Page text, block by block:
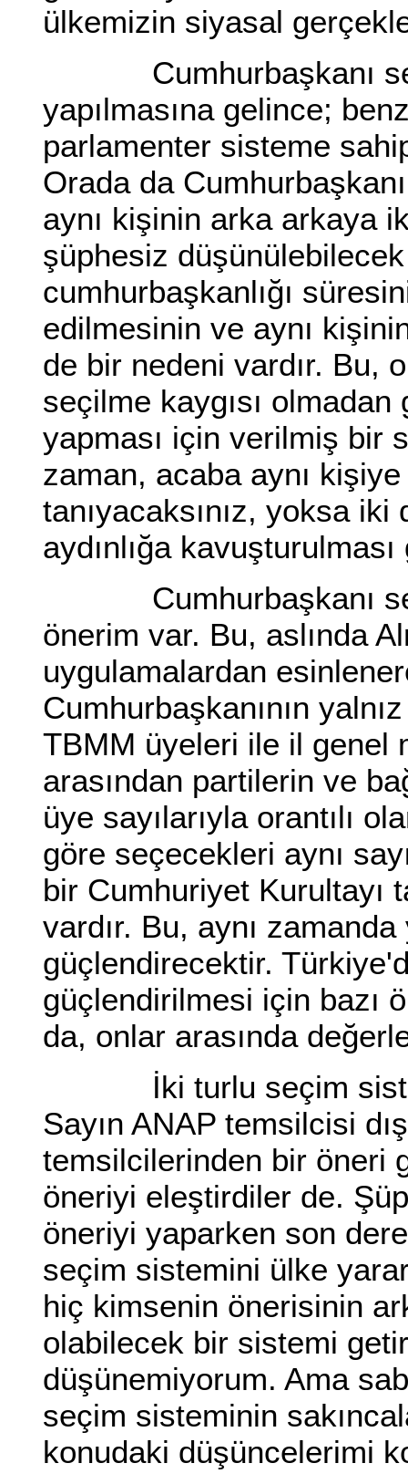
ülkemizin siyasal
Cumhurbaşkanı
yapılmasına gelince;
parlamenter sisteme
Orada da
aynı kişinin arka arkaya
şüphesiz
cumhurbaşkanlığı
edilmesinin ve aynı
de bir nedeni vardır. Bu,
seçilme kaygısı
yapması için verilmiş bir
zaman, acaba aynı
tanıyacaksınız, yoksa iki
aydınlığa
Cumhurbaşkanı
önerim var. Bu, aslında
uygulamalardan
Cumhurbaşkanının
TBMM üyeleri ile il genel
arasından partilerin ve
üye sayılarıyla orantılı
göre seçecekleri aynı
bir Cumhuriyet Kurultayı
vardır. Bu, aynı
güçlendirecektir.
güçlendirilmesi için bazı
da, onlar arasında
İki turlu seçim
Sayın ANAP temsilcisi
temsilcilerinden bir öneri
öneriyi eleştirdiler de.
öneriyi yaparken son
seçim sistemini ülke
hiç kimsenin önerisinin
olabilecek bir sistemi
düşünemiyorum. Ama
seçim sisteminin
konudaki düşüncelerimi